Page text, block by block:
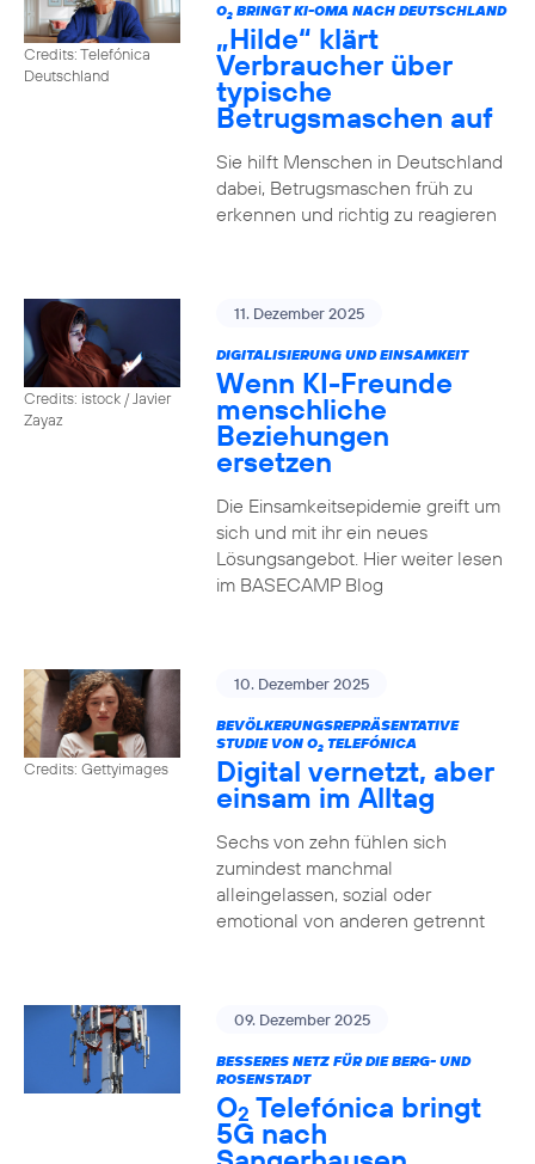
Credits: Telefónica
Deutschland
O2BRINGT KI-OMA NACH DEUTSCHLAND
„Hilde“ klärt
Verbraucher über
typische
Betrugsmaschen auf
Sie hilft Menschen in Deutschland
dabei, Betrugsmaschen früh zu
erkennen und richtig zu reagieren
Credits: istock / Javier
Zayaz
11. Dezember 2025
DIGITALISIERUNG UND EINSAMKEIT
Wenn KI-Freunde
menschliche
Beziehungen
ersetzen
Die Einsamkeitsepidemie greift um
sich und mit ihr ein neues
Lösungsangebot. Hier weiter lesen
im BASECAMP Blog
Credits: Gettyimages
10. Dezember 2025
BEVÖLKERUNGSREPRÄSENTATIVE
STUDIE VON O2TELEFÓNICA
Digital vernetzt, aber
einsam im Alltag
Sechs von zehn fühlen sich
zumindest manchmal
alleingelassen, sozial oder
emotional von anderen getrennt
09. Dezember 2025
BESSERES NETZ FÜR DIE BERG- UND
ROSENSTADT
O2 Telefónica bringt
5G nach